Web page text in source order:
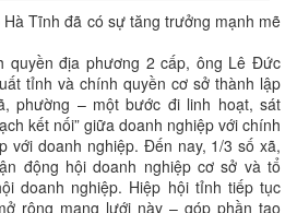
Tĩnh đã có sự tăng trưởng mạnh mẽ
quyền địa phương 2 cấp, ông Lê Đức
tỉnh và chính quyền cơ sở thành lập
phường – một bước đi linh hoạt, sát
kết nối” giữa doanh nghiệp với chính
với doanh nghiệp. Đến nay, 1/3 số xã,
động hội doanh nghiệp cơ sở và tổ
doanh nghiệp. Hiệp hội tỉnh tiếp tục
rộng mạng lưới này – góp phần tạo